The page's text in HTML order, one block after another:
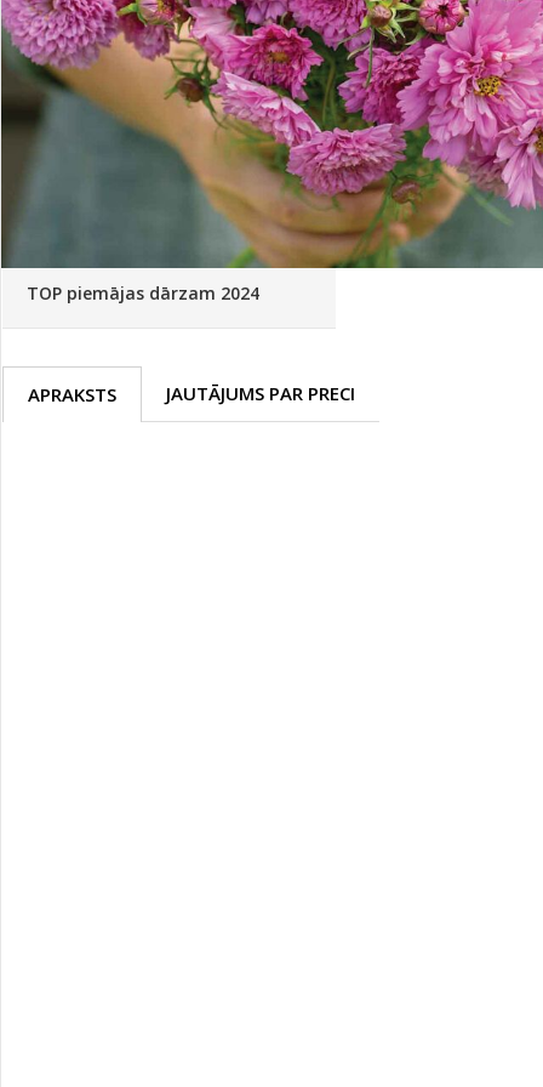
Palīglīdzekļi augu audzēšanai(72)
Klientu Diena
Novatec - izcils mēslošanai arī
sezonas otrajā pusē!
Piedāvājums ābeļdārziem
TOP piemājas dārzam 2024
APRAKSTS JAUTĀJUMS PAR PRECI